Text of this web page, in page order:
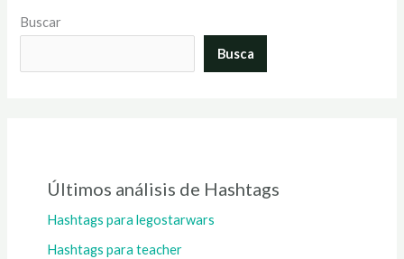
Buscar
Busca
Últimos análisis de Hashtags
Hashtags para legostarwars
Hashtags para teacher